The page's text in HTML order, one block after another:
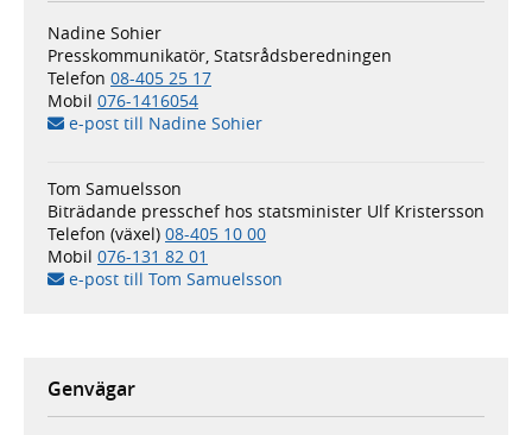
Nadine Sohier
Presskommunikatör, Statsrådsberedningen
Telefon 08-405 25 17
Mobil 076-1416054
e-post till Nadine Sohier
Tom Samuelsson
Biträdande presschef hos statsminister Ulf Kristersson
Telefon (växel) 08-405 10 00
Mobil 076-131 82 01
e-post till Tom Samuelsson
Genvägar